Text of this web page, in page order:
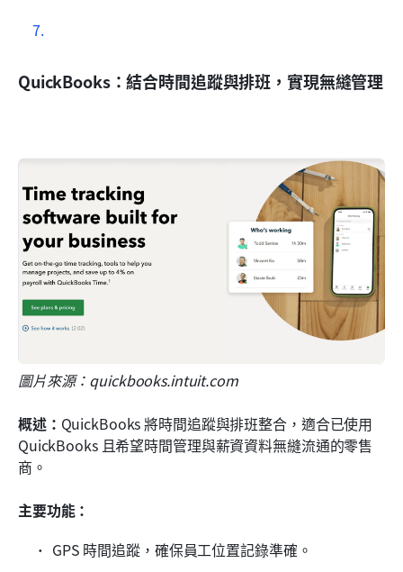
QuickBooks：結合時間追蹤與排班，實現無縫管理
圖片來源：quickbooks.intuit.com
概述： QuickBooks 將時間追蹤與排班整合，適合已使用
QuickBooks 且希望時間管理與薪資資料無縫流通的零售
商。
主要功能：
GPS 時間追蹤，確保員工位置記錄準確。